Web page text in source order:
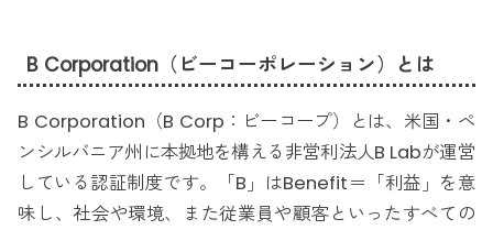
B Corporation（ビーコーポレーション）とは
B Corporation（B Corp：ビーコープ）とは、米国・ペ
ンシルバニア州に本拠地を構える非営利法人B Labが運営
している認証制度です。「B」はBenefit＝「利益」を意
味し、社会や環境、また従業員や顧客といったすべての